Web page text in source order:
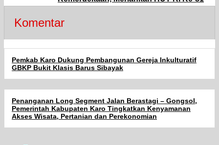
Komentar
Pemkab Karo Dukung Pembangunan Gereja Inkulturatif
GBKP Bukit Klasis Barus Sibayak
Penanganan Long Segment Jalan Berastagi – Gongsol,
Pemerintah Kabupaten Karo Tingkatkan Kenyamanan
Akses Wisata, Pertanian dan Perekonomian